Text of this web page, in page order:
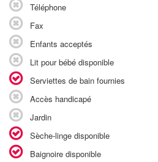
Téléphone
Fax
Enfants acceptés
Lit pour bébé disponible
Serviettes de bain fournies
Accès handicapé
Jardin
Sèche-linge disponible
Baignoire disponible